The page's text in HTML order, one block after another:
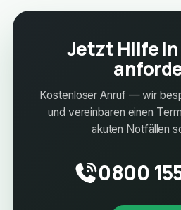
Jetzt Hilfe
Kostenloser Anruf — wir
und vereinbaren einen
akuten Notfällen
0800